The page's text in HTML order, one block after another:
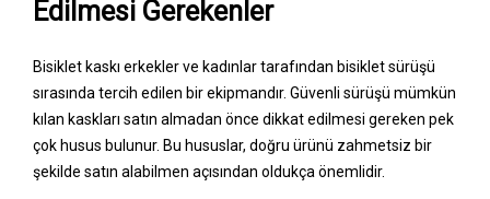
Edilmesi Gerekenler
Bisiklet kaskı erkekler ve kadınlar tarafından bisiklet sürüşü
sırasında tercih edilen bir ekipmandır. Güvenli sürüşü mümkün
kılan kaskları satın almadan önce dikkat edilmesi gereken pek
çok husus bulunur. Bu hususlar, doğru ürünü zahmetsiz bir
şekilde satın alabilmen açısından oldukça önemlidir.